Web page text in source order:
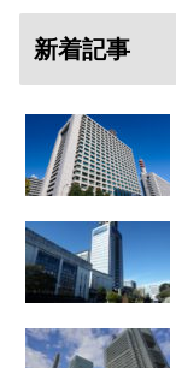
新着記事